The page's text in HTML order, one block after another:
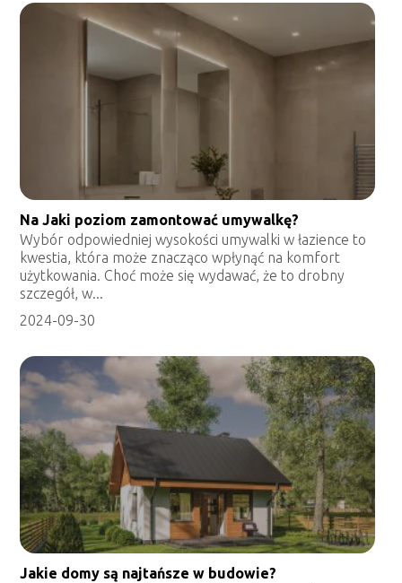
Na Jaki poziom zamontować umywalkę?
Wybór odpowiedniej wysokości umywalki w łazience to
kwestia, która może znacząco wpłynąć na komfort
użytkowania. Choć może się wydawać, że to drobny
szczegół, w...
2024-09-30
Jakie domy są najtańsze w budowie?